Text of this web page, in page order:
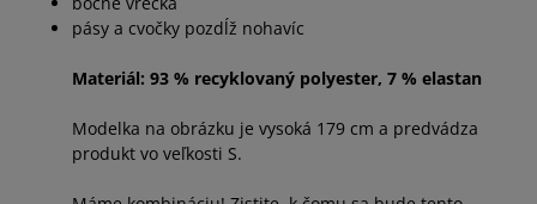
dostupnosti
pásy a cvočky pozdĺž nohavíc
Materiál: 93 % recyklovaný polyester, 7 % elastan
Modelka na obrázku je vysoká 179 cm a predvádza
produkt vo veľkosti S.